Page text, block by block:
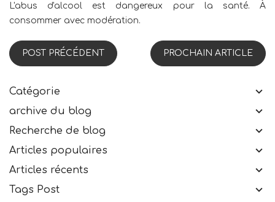
L'abus d'alcool est dangereux pour la santé. À
consommer avec modération.
POST PRÉCÉDENT PROCHAIN ARTICLE
Catégorie
archive du blog
Recherche de blog
Articles populaires
Articles récents
Tags Post